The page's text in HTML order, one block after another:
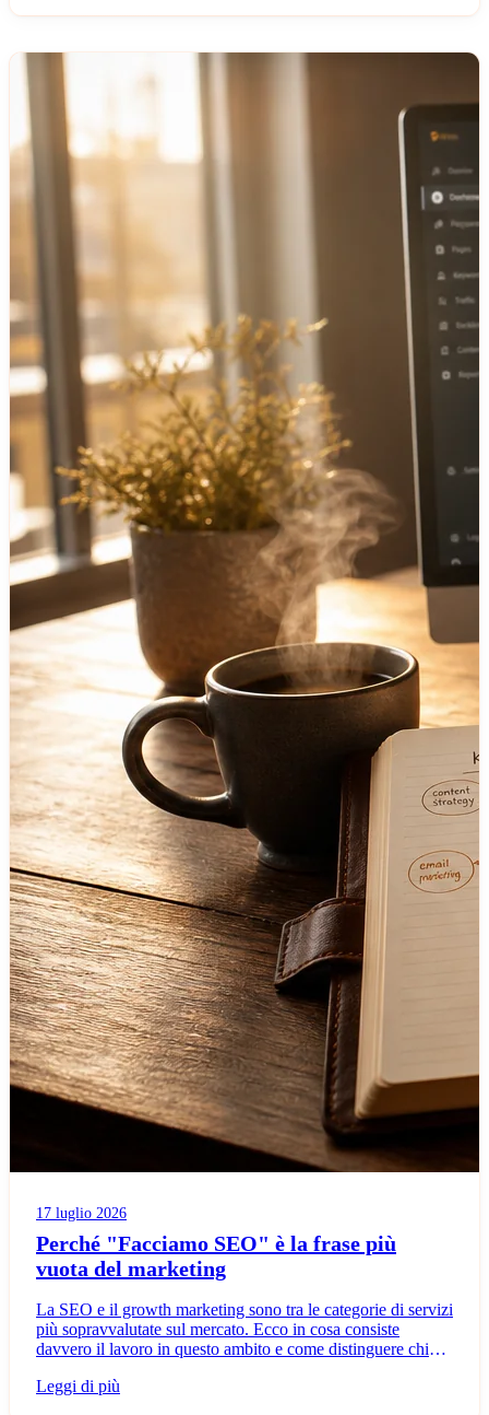
17 luglio 2026
Perché "Facciamo SEO" è la frase più
vuota del marketing
La SEO e il growth marketing sono tra le categorie di servizi
più sopravvalutate sul mercato. Ecco in cosa consiste
davvero il lavoro in questo ambito e come distinguere chi
Leggi di più